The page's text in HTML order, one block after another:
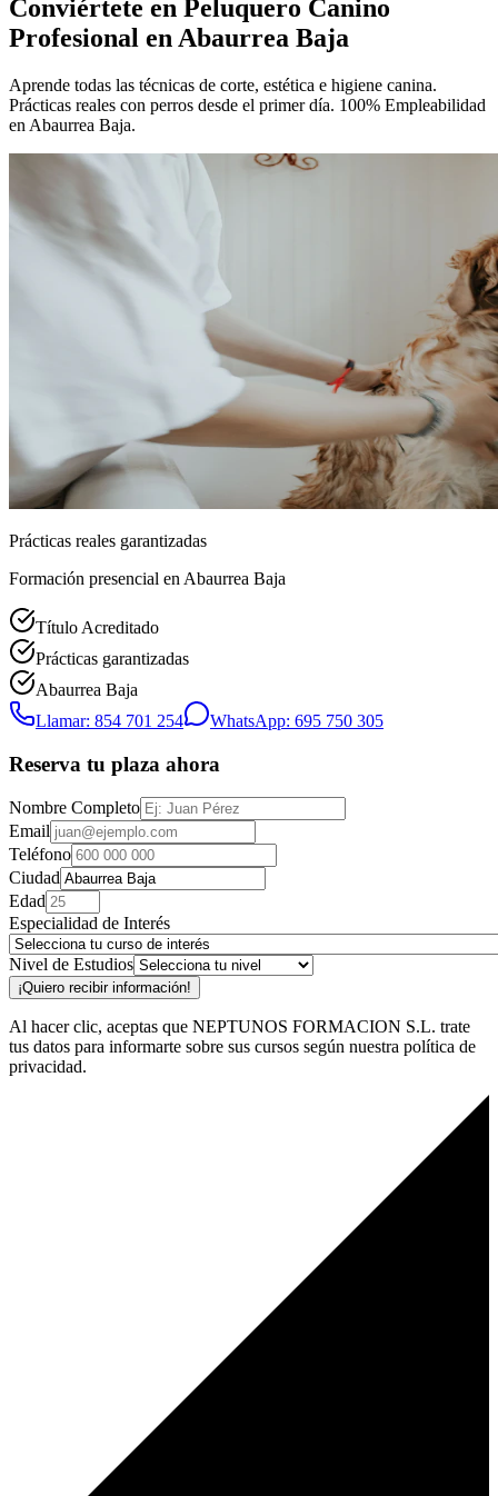
Conviértete en Peluquero Canino
Profesional en Abaurrea Baja
Aprende todas las técnicas de corte, estética e higiene canina.
Prácticas reales con perros desde el primer día. 100% Empleabilidad
en Abaurrea Baja.
Prácticas reales garantizadas
Formación presencial en Abaurrea Baja
Título Acreditado
Prácticas garantizadas
Abaurrea Baja
Llamar: 854 701 254
WhatsApp: 695 750 305
Reserva tu plaza ahora
Nombre Completo
Email
Teléfono
Ciudad
Edad
Especialidad de Interés
Nivel de Estudios
¡Quiero recibir información!
Al hacer clic, aceptas que NEPTUNOS FORMACION S.L. trate
tus datos para informarte sobre sus cursos según nuestra política de
privacidad.